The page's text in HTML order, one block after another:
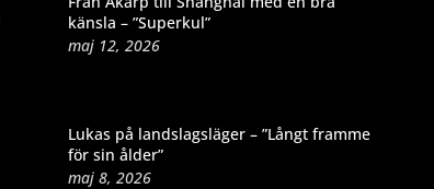
känsla – ”Superkul”
maj 12, 2026
Lukas på landslagsläger – ”Långt framme
för sin ålder”
maj 8, 2026